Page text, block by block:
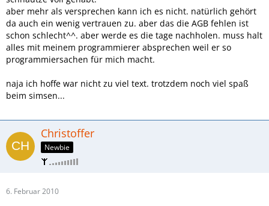
aber mehr als versprechen kann ich es nicht. natürlich gehört
da auch ein wenig vertrauen zu. aber das die AGB fehlen ist
schon schlecht^^. aber werde es die tage nachholen. muss halt
alles mit meinem programmierer absprechen weil er so
programmiersachen für mich macht.
naja ich hoffe war nicht zu viel text. trotzdem noch viel spaß
beim simsen...
Christoffer
Newbie
6. Februar 2010